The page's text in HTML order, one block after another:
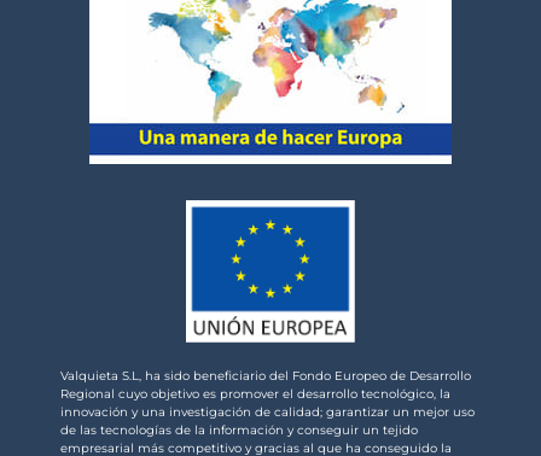
Valquieta S.L, ha sido beneficiario del Fondo Europeo de Desarrollo
Regional cuyo objetivo es promover el desarrollo tecnológico, la
innovación y una investigación de calidad; garantizar un mejor uso
de las tecnologías de la información y conseguir un tejido
empresarial más competitivo y gracias al que ha conseguido la